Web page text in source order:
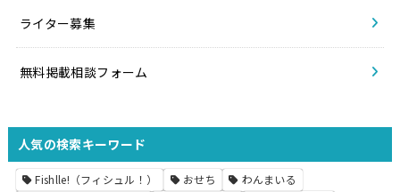
ライター募集
無料掲載相談フォーム
人気の検索キーワード
Fishlle!（フィシュル！） おせち
わんまいる